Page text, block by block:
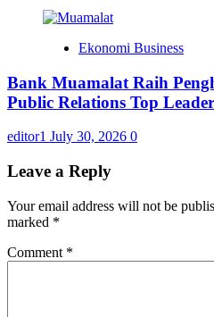
Ekonomi Business
Bank Muamalat Raih
Public Relations Top
editor1 July 30, 2026 0
Leave a Reply
Your email address will not be
marked *
Comment *